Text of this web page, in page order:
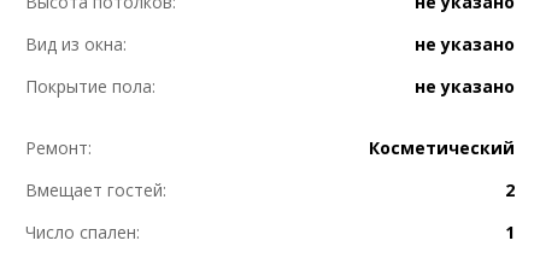
Вид из окна:
не указано
Покрытие пола:
не указано
Ремонт:
Косметический
Вмещает гостей:
2
Число спален:
1